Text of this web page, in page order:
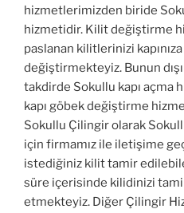
hizmetlerimizden biride
hizmetidir. Kilit değiştirme
paslanan kilitlerinizi
değiştirmekteyiz. Bunun
takdirde Sokullu kapı açma
kapı göbek değiştirme
Sokullu Çilingir olarak
için firmamız ile iletişime
istediğiniz kilit tamir
süre içerisinde kilidinizi
etmekteyiz. Diğer Çilingir